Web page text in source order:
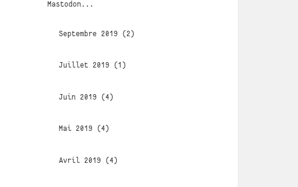
Mastodon...
Septembre 2019 (2)
Juillet 2019 (1)
Juin 2019 (4)
Mai 2019 (4)
Avril 2019 (4)